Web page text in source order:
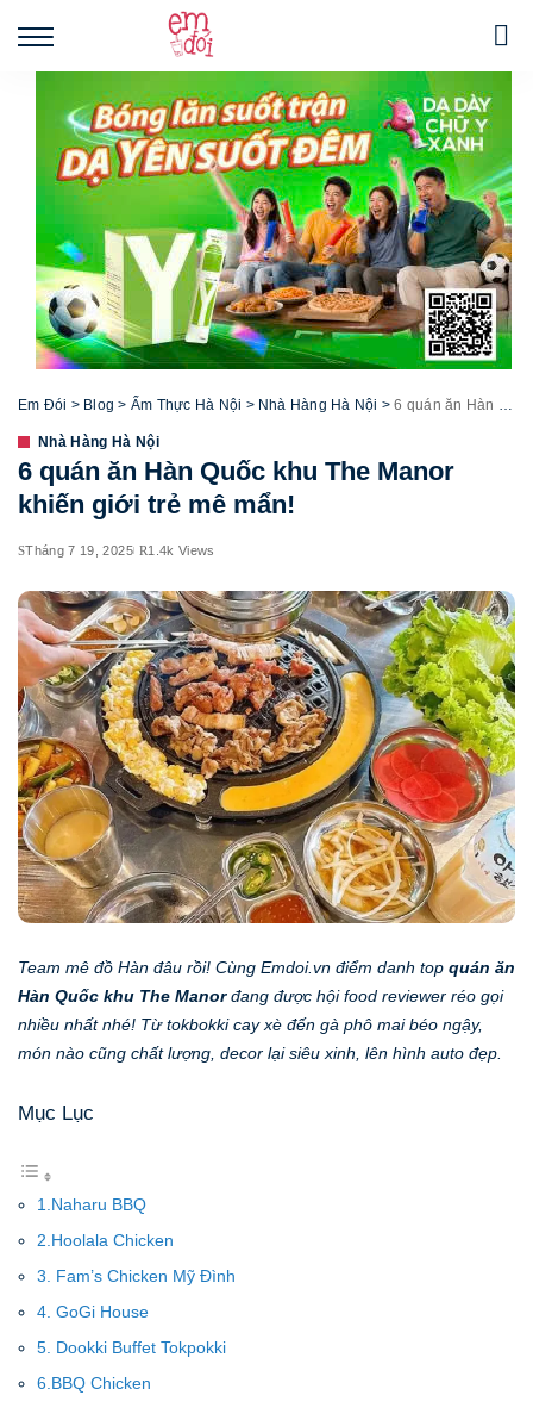
Em Đói > Blog > Ẩm Thực Hà Nội > Nhà Hàng Hà Nội >6 quán ăn Hàn Quốc khu The Manor khiến giới trẻ mê mẩn!
Nhà Hàng Hà Nội
6 quán ăn Hàn Quốc khu The Manor
khiến giới trẻ mê mẩn!
Tháng 7 19, 2025 1.4k Views
Team mê đồ Hàn đâu rồi! Cùng Emdoi.vn điểm danh top quán ăn
Hàn Quốc khu The Manorđang được hội food reviewer réo gọi
nhiều nhất nhé! Từ tokbokki cay xè đến gà phô mai béo ngậy,
món nào cũng chất lượng, decor lại siêu xinh, lên hình auto đẹp.
Mục Lục
1.Naharu BBQ
2.Hoolala Chicken
3. Fam’s Chicken Mỹ Đình
4. GoGi House
5. Dookki Buffet Tokpokki
6.BBQ Chicken